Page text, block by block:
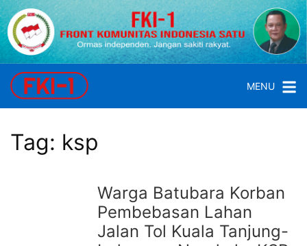
Skip
to
content
FKI
1
Front
Komunitas
Indonesia
Satu
MENU
Tag: ksp
Warga Batubara Korban
Pembebasan Lahan
Jalan Tol Kuala Tanjung-